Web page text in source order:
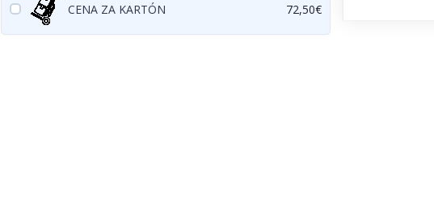
CENA ZA KARTÓN 72,50€